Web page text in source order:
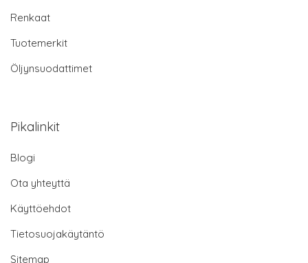
Renkaat
Tuotemerkit
Öljynsuodattimet
Pikalinkit
Blogi
Ota yhteyttä
Käyttöehdot
Tietosuojakäytäntö
Sitemap